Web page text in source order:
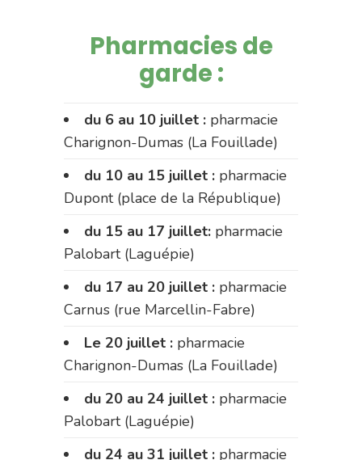
Pharmacies de
garde :
du 6 au 10 juillet : pharmacie
Charignon-Dumas (La Fouillade)
du 10 au 15 juillet : pharmacie
Dupont (place de la République)
du 15 au 17 juillet: pharmacie
Palobart (Laguépie)
du 17 au 20 juillet : pharmacie
Carnus (rue Marcellin-Fabre)
Le 20 juillet : pharmacie
Charignon-Dumas (La Fouillade)
du 20 au 24 juillet : pharmacie
Palobart (Laguépie)
du 24 au 31 juillet : pharmacie